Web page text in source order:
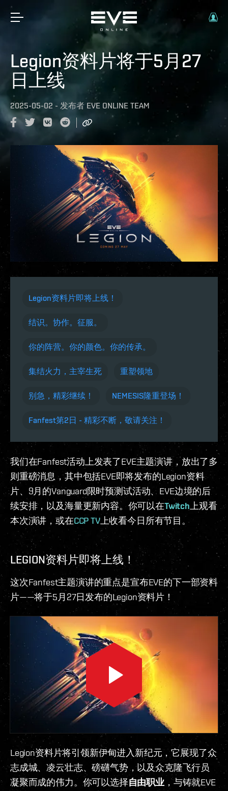
Legion资料片将于5月27
日上线
2025-05-02 - 发布者 EVE ONLINE TEAM
Legion资料片即将上线！
结识。协作。征服。
你的阵营。你的颜色。你的传承。
集结火力，主宰生死 重塑领地
别急，精彩继续！ NEMESIS隆重登场！
Fanfest第2日 - 精彩不断，敬请关注！
我们在Fanfest活动上发表了EVE主题演讲，放出了多
则重磅消息，其中包括EVE即将发布的Legion资料
片、9月的Vanguard限时预测试活动、EVE边境的后
续安排，以及海量更新内容。你可以在Twitch 上观看
本次演讲，或在CCP TV上收看今日所有节目。
LEGION资料片即将上线！
这次Fanfest主题演讲的重点是宣布EVE的下一部资料
片——将于5月27日发布的Legion资料片！
Legion资料片将引领新伊甸进入新纪元，它展现了众
志成城、凌云壮志、磅礴气势，以及众克隆飞行员
凝聚而成的伟力。你可以选择自由职业，与铸就EVE